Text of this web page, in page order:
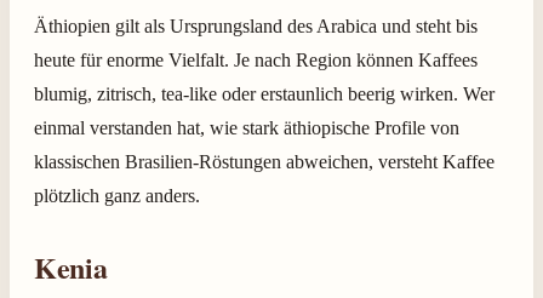
Äthiopien gilt als Ursprungsland des Arabica und steht bis
heute für enorme Vielfalt. Je nach Region können Kaffees
blumig, zitrisch, tea-like oder erstaunlich beerig wirken. Wer
einmal verstanden hat, wie stark äthiopische Profile von
klassischen Brasilien-Röstungen abweichen, versteht Kaffee
plötzlich ganz anders.
Kenia